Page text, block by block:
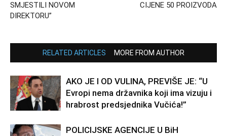
SMJESTILI NOVOM
DIREKTORU”
CIJENE 50 PROIZVODA
RELATED ARTICLES MORE FROM AUTHOR
AKO JE I OD VULINA, PREVIŠE JE: “U
Evropi nema državnika koji ima vizuju i
hrabrost predsjednika Vučića!”
POLICIJSKE AGENCIJE U BiH